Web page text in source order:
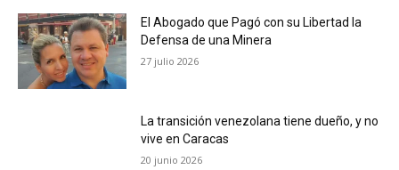
El Abogado que Pagó con su Libertad la
Defensa de una Minera
27 julio 2026
La transición venezolana tiene dueño, y no
vive en Caracas
20 junio 2026